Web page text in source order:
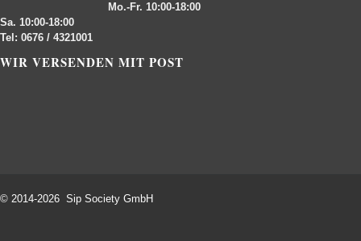
Mo.-Fr. 10:00-18:00
Sa. 10:00-18:00
Tel: 0676 / 4321001
WIR VERSENDEN MIT POST
© 2014-2026 Sip Society GmbH